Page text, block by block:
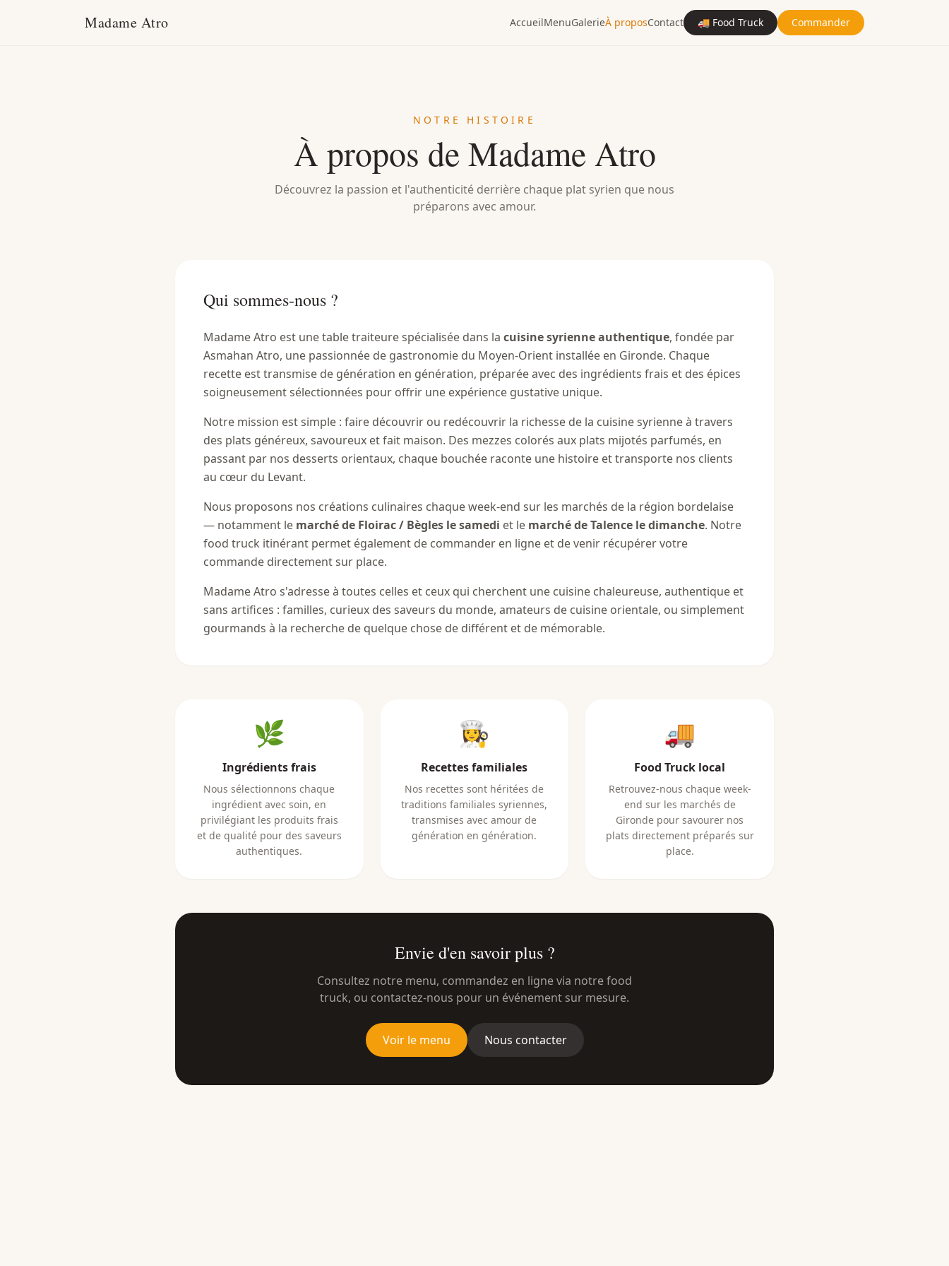
Madame Atro AccueilMenuGalerieÀ proposContact 🚚 Food Truck Commander
NOTRE HISTOIRE
À propos de Madame Atro
Découvrez la passion et l'authenticité derrière chaque plat syrien que nous
préparons avec amour.
Qui sommes-nous ?
Madame Atro est une table traiteure spécialisée dans la cuisine syrienne authentique, fondée par
Asmahan Atro, une passionnée de gastronomie du Moyen-Orient installée en Gironde. Chaque
recette est transmise de génération en génération, préparée avec des ingrédients frais et des épices
soigneusement sélectionnées pour offrir une expérience gustative unique.
Notre mission est simple : faire découvrir ou redécouvrir la richesse de la cuisine syrienne à travers
des plats généreux, savoureux et fait maison. Des mezzes colorés aux plats mijotés parfumés, en
passant par nos desserts orientaux, chaque bouchée raconte une histoire et transporte nos clients
au cœur du Levant.
Nous proposons nos créations culinaires chaque week-end sur les marchés de la région bordelaise
— notamment le marché de Floirac / Bègles le samedi et le marché de Talence le dimanche. Notre
food truck itinérant permet également de commander en ligne et de venir récupérer votre
commande directement sur place.
Madame Atro s'adresse à toutes celles et ceux qui cherchent une cuisine chaleureuse, authentique et
sans artifices : familles, curieux des saveurs du monde, amateurs de cuisine orientale, ou simplement
gourmands à la recherche de quelque chose de différent et de mémorable.
🌿
Ingrédients frais
Nous sélectionnons chaque
ingrédient avec soin, en
privilégiant les produits frais
et de qualité pour des saveurs
authentiques.
👩‍🍳
Recettes familiales
Nos recettes sont héritées de
traditions familiales syriennes,
transmises avec amour de
génération en génération.
🚚
Food Truck local
Retrouvez-nous chaque week-
end sur les marchés de
Gironde pour savourer nos
plats directement préparés sur
place.
Envie d'en savoir plus ?
Consultez notre menu, commandez en ligne via notre food
truck, ou contactez-nous pour un événement sur mesure.
Voir le menu Nous contacter